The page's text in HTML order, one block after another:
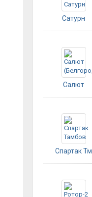
Сатурн
Салют
Спартак Тм